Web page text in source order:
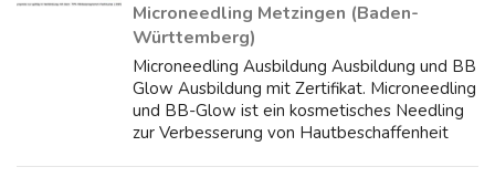
Microneedling Metzingen (Baden-
Württemberg)
Microneedling Ausbildung Ausbildung und BB
Glow Ausbildung mit Zertifikat. Microneedling
und BB-Glow ist ein kosmetisches Needling
zur Verbesserung von Hautbeschaffenheit